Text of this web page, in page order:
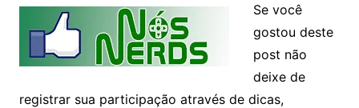
Se você
gostou deste
post não
deixe de
registrar sua participação através de dicas,